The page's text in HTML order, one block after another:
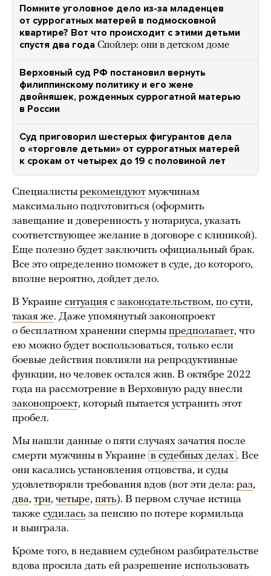
Помните уголовное дело из-за младенцев
от суррогатных матерей в подмосковной
квартире? Вот что происходит с этими детьми
спустя два года Спойлер: они в детском доме
Верховный суд РФ постановил вернуть
филиппинскому политику и его жене
двойняшек, рожденных суррогатной матерью
в России
Суд приговорил шестерых фигурантов дела
о «торговле детьми» от суррогатных матерей
к срокам от четырех до 19 с половиной лет
Специалисты рекомендуют мужчинам
максимально подготовиться (оформить
завещание и доверенность у нотариуса, указать
соответствующее желание в договоре с клиникой).
Еще полезно будет заключить официальный брак.
Все это определенно поможет в суде, до которого,
вполне вероятно, дойдет дело.
В Украине ситуация с законодательством, по сути,
такая же. Даже упомянутый законопроект
о бесплатном хранении спермы предполагает, что
ею можно будет воспользоваться, только если
боевые действия повлияли на репродуктивные
функции, но человек остался жив. В октябре 2022
года на рассмотрение в Верховную раду внесли
законопроект, который пытается устранить этот
пробел.
Мы нашли данные о пяти случаях зачатия после
смерти мужчины в Украине в судебных делах . Все
они касались установления отцовства, и суды
удовлетворяли требования вдов (вот эти дела: раз,
два, три, четыре, пять). В первом случае истица
также судилась за пенсию по потере кормильца
и выиграла.
Кроме того, в недавнем судебном разбирательстве
вдова просила дать ей разрешение использовать